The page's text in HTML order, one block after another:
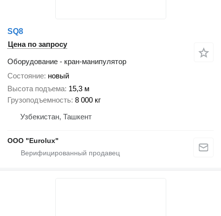
SQ8
Цена по запросу
Оборудование - кран-манипулятор
Состояние новый
Высота подъема 15,3 м
Грузоподъемность 8 000 кг
Узбекистан, Ташкент
ООО "Eurolux"